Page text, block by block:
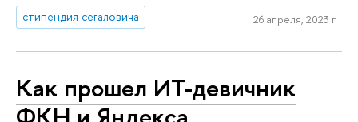
стипендия сегаловича
26 апреля, 2023 г.
Как прошел ИТ-девичник